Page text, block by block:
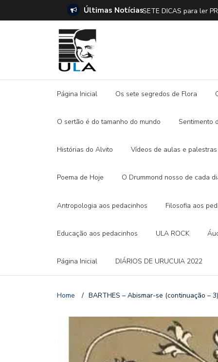
Últimas NotíciasSETE DICAS para ler
Página Inicial Os sete segredos de Flora
O sertão é do tamanho do mundo Sentimento
Histórias do Alvito Vídeos de aulas e palestras
Poema de Hoje O Drummond nosso de cada
Antropologia aos pedacinhos Filosofia aos
Educação aos pedacinhos ULA ROCK
Página Inicial DIÁRIOS DE URUCUIA 2022
Home / BARTHES – Abismar-se (continuação – 3)